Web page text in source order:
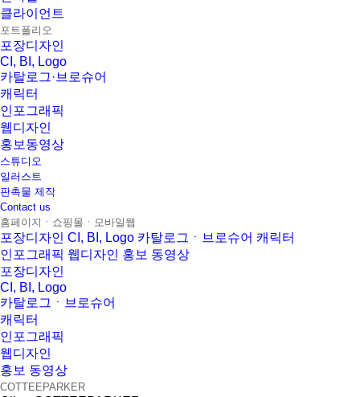
클라이언트
포트폴리오
포장디자인
CI, BI, Logo
카탈로그·브로슈어
캐릭터
인포그래픽
웹디자인
홍보동영상
스튜디오
일러스트
판촉물 제작
Contact us
홈페이지ㆍ쇼핑몰ㆍ모바일웹
포장디자인 CI, BI, Logo 카탈로그ㆍ브로슈어 캐릭터
인포그래픽 웹디자인 홍보 동영상
포장디자인
CI, BI, Logo
카탈로그ㆍ브로슈어
캐릭터
인포그래픽
웹디자인
홍보 동영상
COTTEEPARKER